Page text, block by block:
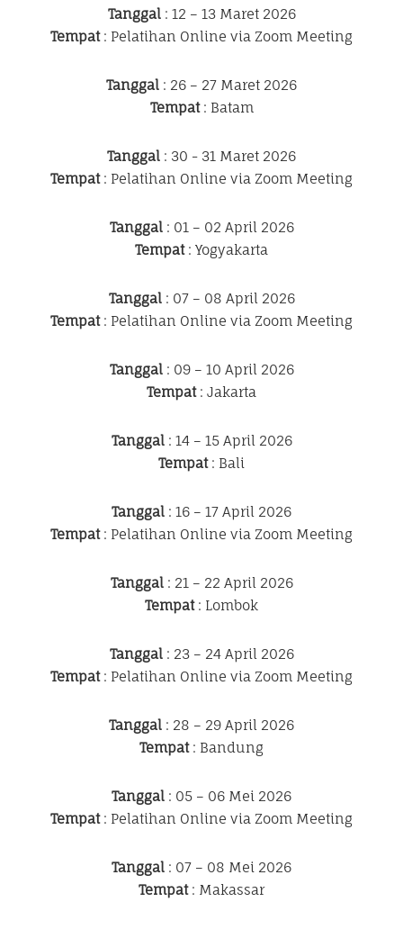
Tanggal: 12 – 13 Maret 2026
Tempat: Pelatihan Online via Zoom Meeting
Tanggal : 26 – 27 Maret 2026
Tempat: Batam
Tanggal : 30 - 31 Maret 2026
Tempat: Pelatihan Online via Zoom Meeting
Tanggal: 01 – 02 April 2026
Tempat: Yogyakarta
Tanggal: 07 – 08 April 2026
Tempat: Pelatihan Online via Zoom Meeting
Tanggal: 09 – 10 April 2026
Tempat: Jakarta
Tanggal: 14 – 15 April 2026
Tempat: Bali
Tanggal : 16 – 17 April 2026
Tempat: Pelatihan Online via Zoom Meeting
Tanggal: 21 – 22 April 2026
Tempat: Lombok
Tanggal: 23 – 24 April 2026
Tempat: Pelatihan Online via Zoom Meeting
Tanggal : 28 – 29 April 2026
Tempat: Bandung
Tanggal : 05 – 06 Mei 2026
Tempat: Pelatihan Online via Zoom Meeting
Tanggal : 07 – 08 Mei 2026
Tempat: Makassar